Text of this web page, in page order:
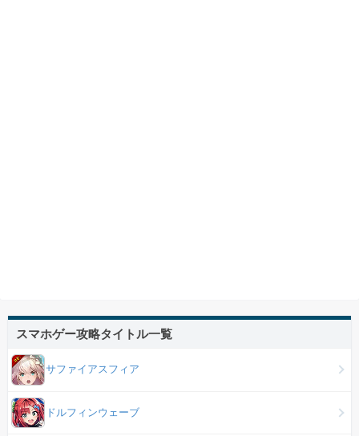
スマホゲー攻略タイトル一覧
サファイアスフィア
ドルフィンウェーブ